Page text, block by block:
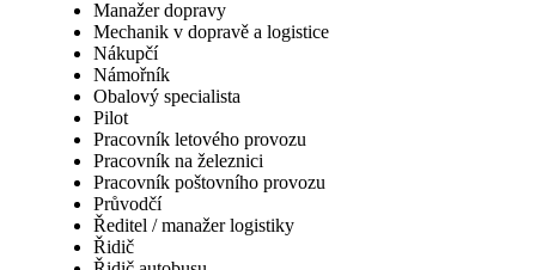
Manažer dopravy
Mechanik v dopravě a logistice
Nákupčí
Námořník
Obalový specialista
Pilot
Pracovník letového provozu
Pracovník na železnici
Pracovník poštovního provozu
Průvodčí
Ředitel / manažer logistiky
Řidič